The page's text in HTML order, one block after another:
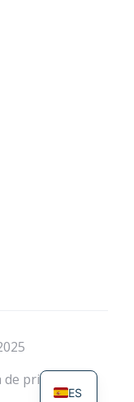
privacidad
ES